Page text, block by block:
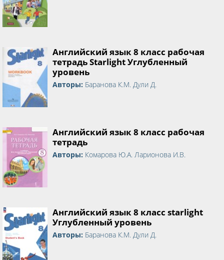
Английский язык 8 класс рабочая
тетрадь Starlight Углубленный
уровень
Авторы: Баранова К.М. Дули Д.
Английский язык 8 класс рабочая
тетрадь
Авторы: Комарова Ю.А. Ларионова И.В.
Английский язык 8 класс starlight
Углубленный уровень
Авторы: Баранова К.М. Дули Д.